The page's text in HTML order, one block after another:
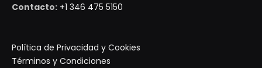
Contacto: +1 346 475 5150
Política de Privacidad y Cookies
Términos y Condiciones